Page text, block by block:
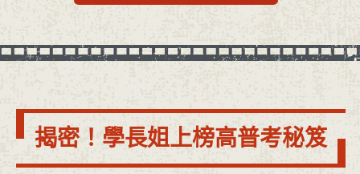
揭密！學長姐上榜高普考秘笈